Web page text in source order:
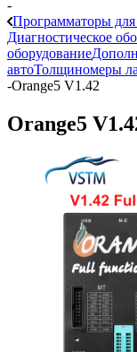
-
Программаторы для
Диагностическое
оборудование
автоТолщиномеры
-Orange5 V1.42
Orange5